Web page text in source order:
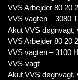
VVS Arbejder 80 20
VVS vagten – 3080
Akut VVS døgnvagt,
VVS Arbejder 80 20
VVS vagten – 3100
VVS-vagt
Akut VVS døgnvagt,